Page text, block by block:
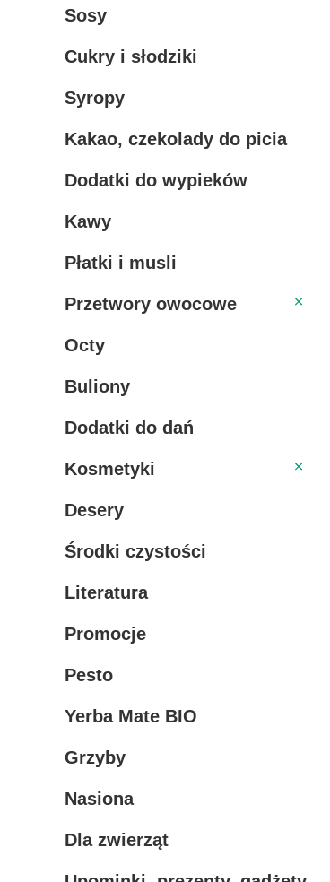
Sosy
Cukry i słodziki
Syropy
Kakao, czekolady do picia
Dodatki do wypieków
Kawy
Płatki i musli
Przetwory owocowe
Octy
Buliony
Dodatki do dań
Kosmetyki Kosmetyki
Desery
Środki czystości
Literatura
Promocje
Pesto
Yerba Mate BIO
Grzyby
Nasiona
Dla zwierząt